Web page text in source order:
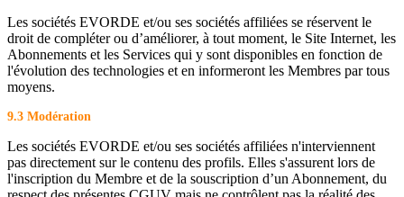
Les sociétés EVORDE et/ou ses sociétés affiliées se réservent le
droit de compléter ou d’améliorer, à tout moment, le Site Internet, les
Abonnements et les Services qui y sont disponibles en fonction de
l'évolution des technologies et en informeront les Membres par tous
moyens.
9.3 Modération
Les sociétés EVORDE et/ou ses sociétés affiliées n'interviennent
pas directement sur le contenu des profils. Elles s'assurent lors de
l'inscription du Membre et de la souscription d’un Abonnement, du